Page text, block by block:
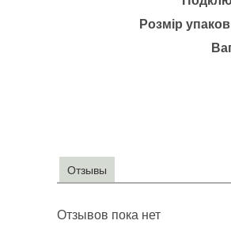
Розмір
Отзывы
Отзывов пока нет